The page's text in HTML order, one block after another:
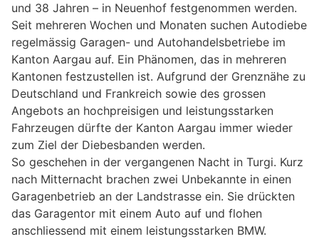
und 38 Jahren – in Neuenhof festgenommen werden.
Seit mehreren Wochen und Monaten suchen Autodiebe
regelmässig Garagen- und Autohandelsbetriebe im
Kanton Aargau auf. Ein Phänomen, das in mehreren
Kantonen festzustellen ist. Aufgrund der Grenznähe zu
Deutschland und Frankreich sowie des grossen
Angebots an hochpreisigen und leistungsstarken
Fahrzeugen dürfte der Kanton Aargau immer wieder
zum Ziel der Diebesbanden werden.
So geschehen in der vergangenen Nacht in Turgi. Kurz
nach Mitternacht brachen zwei Unbekannte in einen
Garagenbetrieb an der Landstrasse ein. Sie drückten
das Garagentor mit einem Auto auf und flohen
anschliessend mit einem leistungsstarken BMW.